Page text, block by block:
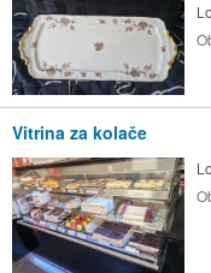
Vitrina za kolače